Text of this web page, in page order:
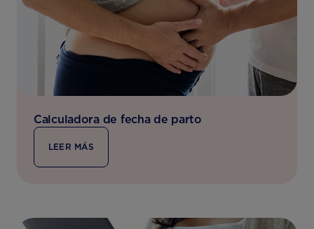
Calculadora de fecha de parto
LEER MÁS